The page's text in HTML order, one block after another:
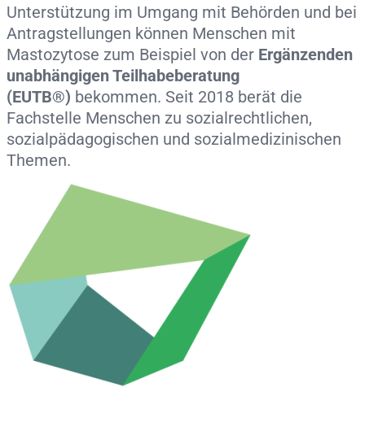
Unterstützung im Umgang mit Behörden und bei
Antragstellungen können Menschen mit
Mastozytose zum Beispiel von der Ergänzenden
unabhängigen Teilhabeberatung
(EUTB®) bekommen. Seit 2018 berät die
Fachstelle Menschen zu sozialrechtlichen,
sozialpädagogischen und sozialmedizinischen
Themen.